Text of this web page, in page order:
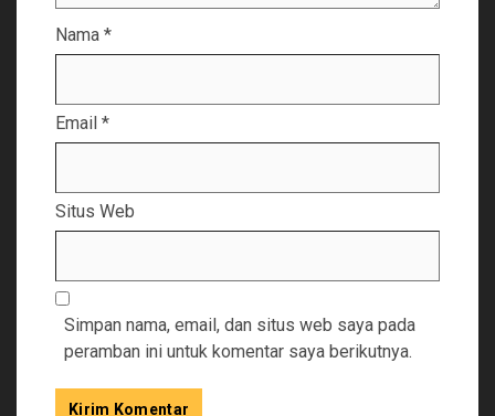
Nama *
Email *
Situs Web
Simpan nama, email, dan situs web saya pada
peramban ini untuk komentar saya berikutnya.